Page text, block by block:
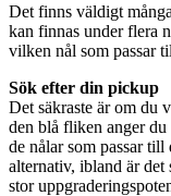
Det finns väldigt
kan finnas under flera
vilken nål som passar
Sök efter din pickup
Det säkraste är om du
den blå fliken anger
de nålar som passar
alternativ, ibland är det
stor